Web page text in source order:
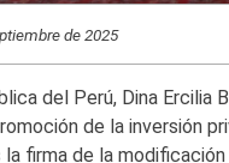
de 2025
del Perú, Dina Ercilia
de la inversión
la firma de la